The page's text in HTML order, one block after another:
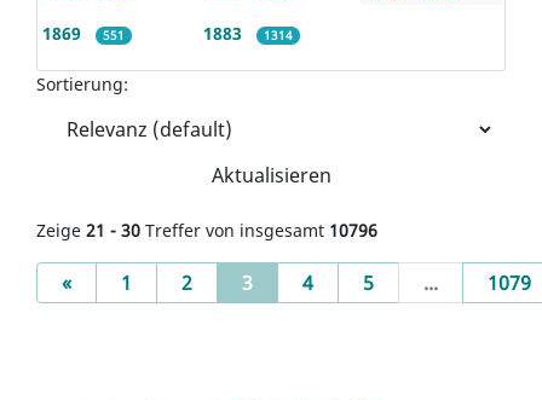
1869 551 1883 1314
Sortierung:
Aktualisieren
Zeige 21 - 30 Treffer von insgesamt 10796
«Previous
1 2 3(current)
4 5 ... 1079